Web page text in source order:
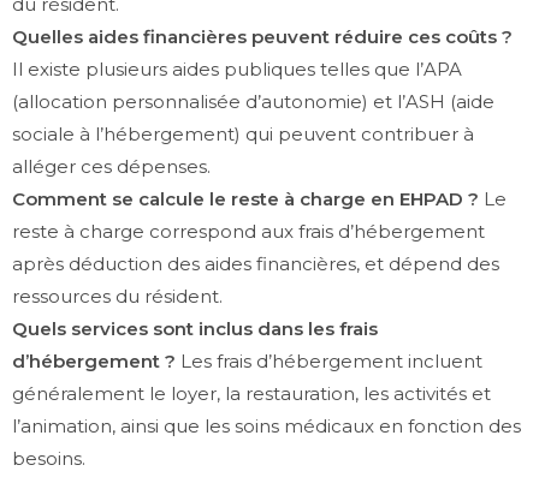
Quelles aides financières peuvent réduire ces coûts ?
Il existe plusieurs aides publiques telles que l’APA
(allocation personnalisée d’autonomie) et l’ASH (aide
sociale à l’hébergement) qui peuvent contribuer à
alléger ces dépenses.
Comment se calcule le reste à charge en EHPAD ? Le
reste à charge correspond aux frais d’hébergement
après déduction des aides financières, et dépend des
ressources du résident.
Quels services sont inclus dans les frais
d’hébergement ? Les frais d’hébergement incluent
généralement le loyer, la restauration, les activités et
l’animation, ainsi que les soins médicaux en fonction des
besoins.